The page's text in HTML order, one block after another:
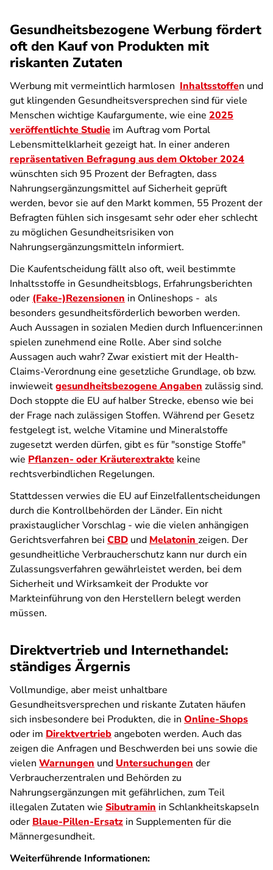
Gesundheitsbezogene Werbung fördert
oft den Kauf von Produkten mit
riskanten Zutaten
Werbung mit vermeintlich harmlosen Inhaltsstoffen und
gut klingenden Gesundheitsversprechen sind für viele
Menschen wichtige Kaufargumente, wie eine 2025
veröffentlichte Studie im Auftrag vom Portal
Lebensmittelklarheit gezeigt hat. In einer anderen
repräsentativen Befragung aus dem Oktober 2024
wünschten sich 95 Prozent der Befragten, dass
Nahrungsergänzungsmittel auf Sicherheit geprüft
werden, bevor sie auf den Markt kommen, 55 Prozent der
Befragten fühlen sich insgesamt sehr oder eher schlecht
zu möglichen Gesundheitsrisiken von
Nahrungsergänzungsmitteln informiert.
Die Kaufentscheidung fällt also oft, weil bestimmte
Inhaltsstoffe in Gesundheitsblogs, Erfahrungsberichten
oder (Fake-)Rezensionen in Onlineshops - als
besonders gesundheitsförderlich beworben werden.
Auch Aussagen in sozialen Medien durch Influencer:innen
spielen zunehmend eine Rolle. Aber sind solche
Aussagen auch wahr? Zwar existiert mit der Health-
Claims-Verordnung eine gesetzliche Grundlage, ob bzw.
inwieweitgesundheitsbezogene Angaben zulässig sind.
Doch stoppte die EU auf halber Strecke, ebenso wie bei
der Frage nach zulässigen Stoffen. Während per Gesetz
festgelegt ist, welche Vitamine und Mineralstoffe
zugesetzt werden dürfen, gibt es für "sonstige Stoffe"
wie Pflanzen- oder Kräuterextrakte keine
rechtsverbindlichen Regelungen.
Stattdessen verwies die EU auf Einzelfallentscheidungen
durch die Kontrollbehörden der Länder. Ein nicht
praxistauglicher Vorschlag - wie die vielen anhängigen
Gerichtsverfahren bei CBD und Melatonin zeigen. Der
gesundheitliche Verbraucherschutz kann nur durch ein
Zulassungsverfahren gewährleistet werden, bei dem
Sicherheit und Wirksamkeit der Produkte vor
Markteinführung von den Herstellern belegt werden
müssen.
Direktvertrieb und Internethandel:
ständiges Ärgernis
Vollmundige, aber meist unhaltbare
Gesundheitsversprechen und riskante Zutaten häufen
sich insbesondere bei Produkten, die in Online-Shops
oder im Direktvertriebangeboten werden. Auch das
zeigen die Anfragen und Beschwerden bei uns sowie die
vielen Warnungen und Untersuchungen der
Verbraucherzentralen und Behörden zu
Nahrungsergänzungen mit gefährlichen, zum Teil
illegalen Zutaten wie Sibutramin in Schlankheitskapseln
oder Blaue-Pillen-Ersatz in Supplementen für die
Männergesundheit.
Weiterführende Informationen: